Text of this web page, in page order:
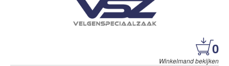
0
Winkelmand bekijken